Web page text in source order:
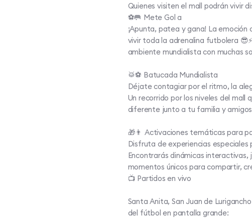
Quienes visiten el mall podrán vivir
⚽🥅 Mete Gol a​
¡Apunta, patea y gana! La
vivir toda la adrenalina futbolera
ambiente mundialista con muchas
🥁⚽ Batucada Mundialista ​
Déjate contagiar por el ritmo, la
Un recorrido por los niveles del mall
diferente junto a tu familia y
🎁👨 Activaciones temáticas para
Disfruta de experiencias
Encontrarás dinámicas
momentos únicos para compartir,
📺 Partidos en vivo​
Santa Anita, San Juan de
del fútbol en pantalla grande:​